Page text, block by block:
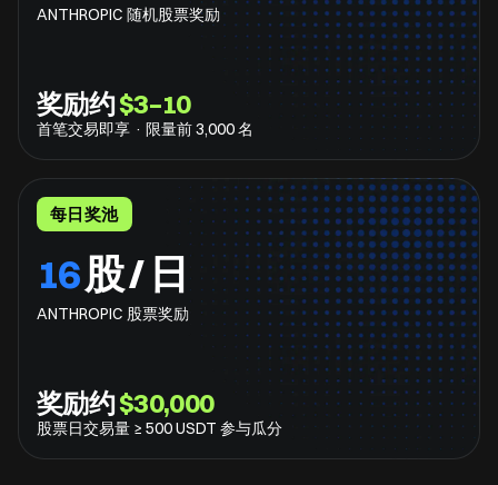
ANTHROPIC 随机股票奖励
奖励约$3–10
首笔交易即享 · 限量前 3,000 名
每日奖池
16股 / 日
ANTHROPIC 股票奖励
奖励约$30,000
股票日交易量 ≥ 500 USDT 参与瓜分